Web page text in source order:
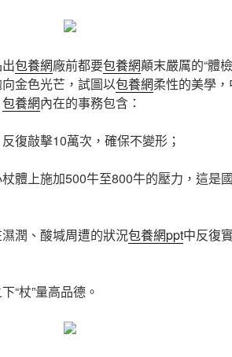
包養網廠前都要包養網顛末嚴厲的“體
金色光芒，試圖以包養網柔性的美學
包養網內在的事務包含：
復敲擊10萬次，確保不變形；
體上施加500牛至800牛的壓力，這是
潤、酸堿周遭的狀況包養網ppt中反復
“杖”量高品德。